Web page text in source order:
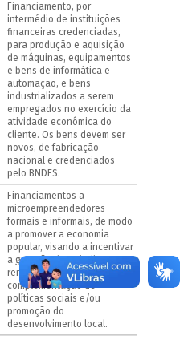
Financiamento, por
intermédio de instituições
financeiras credenciadas,
para produção e aquisição
de máquinas, equipamentos
e bens de informática e
automação, e bens
industrializados a serem
empregados no exercício da
atividade econômica do
cliente. Os bens devem ser
novos, de fabricação
nacional e credenciados
pelo BNDES.
Financiamentos a
microempreendedores
formais e informais, de modo
a promover a economia
popular, visando a incentivar
a geração de trabalho e
renda, inclusão social,
complementação de
políticas sociais e/ou
promoção do
desenvolvimento local.